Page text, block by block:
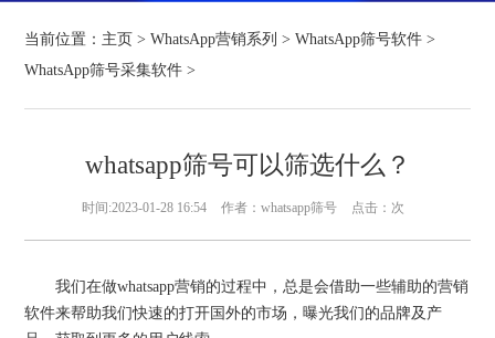
当前位置： 主页 >WhatsApp营销系列 >WhatsApp筛号软件 >
WhatsApp筛号采集软件 >
whatsapp筛号可以筛选什么？
时间:2023-01-28 16:54 作者：whatsapp筛号 点击： 次
我们在做whatsapp营销的过程中，总是会借助一些辅助的营销
软件来帮助我们快速的打开国外的市场，曝光我们的品牌及产